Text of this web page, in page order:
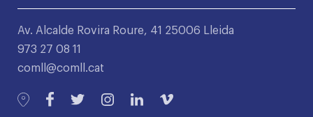
Av. Alcalde Rovira Roure, 41 25006 Lleida
973 27 08 11
comll@comll.cat